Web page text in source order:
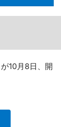
10月8日、開